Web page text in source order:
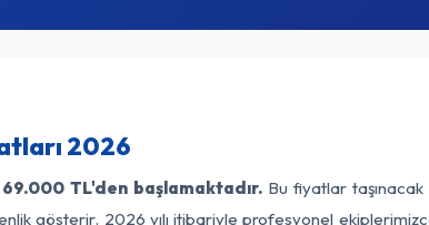
2026
69.000 TL'den başlamaktadır.Bu fiyatlar taşınacak
gösterir. 2026 yılı itibariyle profesyonel